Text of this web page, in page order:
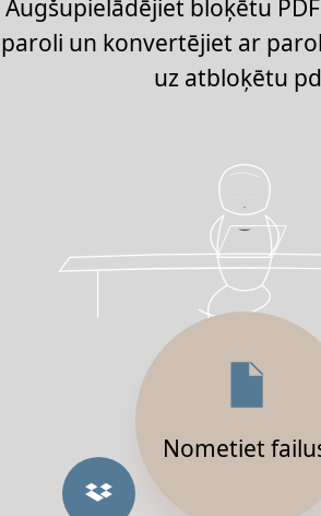
Augšupielādējiet bloķētu
paroli un konvertējiet ar
uz atbloķētu
Nometiet